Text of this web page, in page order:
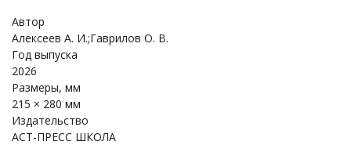
Автор
Алексеев А. И.;Гаврилов О. В.
Год выпуска
2026
Размеры, мм
215 × 280 мм
Издательство
АСТ-ПРЕСС ШКОЛА